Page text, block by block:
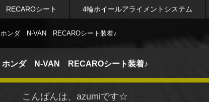
RECAROシート 4輪ホイールアライメントシステム
ホンダ N-VAN RECAROシート装着♪
ホンダ N-VAN RECAROシート装着♪
こんばんは、azumiです☆